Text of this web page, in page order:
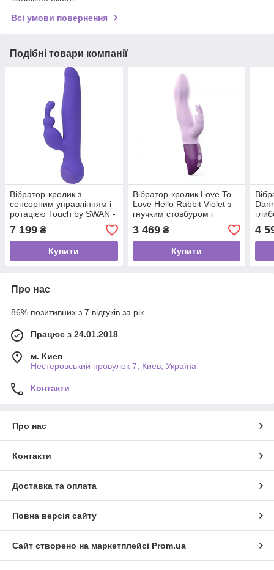
Всі умови повернення
Подібні товари компанії
Вібратор-кролик з
сенсорним управлінням і
ротацією Touch by SWAN -
Duo Purple, глибока
вібрація
7 199 ₴
Купити
Вібратор-кролик Love To
Love Hello Rabbit Violet з
гнучким стовбуром і
стимуляцією точки G, 2
мотори
3 469₴
Купити
4
Про нас
86% позитивних з 7 відгуків за рік
Працює з 24.01.2018
м. Киев
Нестеровський провулок 7, Киев, Україна
Контакти
Про нас
Контакти
Доставка та оплата
Повна версія сайту
Сайт створено на маркетплейсі Prom.ua